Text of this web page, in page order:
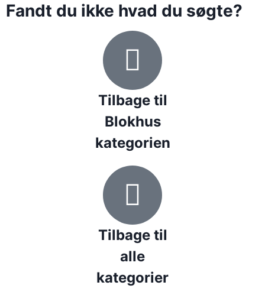
Fandt du ikke hvad du søgte?
Tilbage til
Blokhus
kategorien
Tilbage til
alle
kategorier